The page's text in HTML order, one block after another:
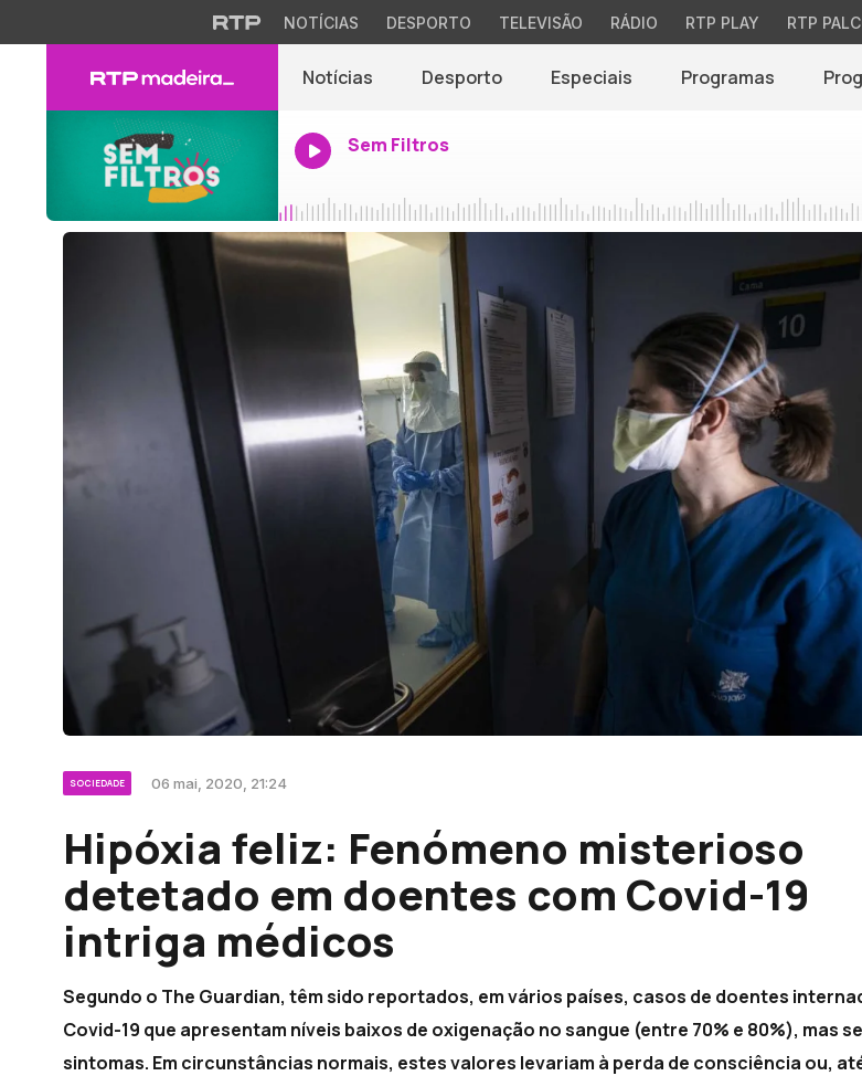
NOTÍCIAS DESPORTO TELEVISÃO RÁDIO RTP PLAY RTP
Notícias Desporto Especiais Programas
Sem Filtros
SOCIEDADE 06 mai, 2020, 21:24
Hipóxia feliz: Fenómeno misterioso
detetado em doentes com Covid-19
intriga médicos
Segundo o The Guardian, têm sido reportados, em vários países, casos de doentes
Covid-19 que apresentam níveis baixos de oxigenação no sangue (entre 70% e 80%), mas
sintomas. Em circunstâncias normais, estes valores levariam à perda de consciência ou,